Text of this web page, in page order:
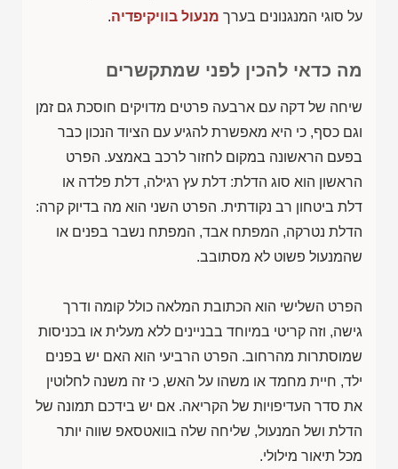
על סוגי המנגנונים בערך מנעול בוויקיפדיה.
מה כדאי להכין לפני שמתקשרים
שיחה של דקה עם ארבעה פרטים מדויקים חוסכת גם זמן
וגם כסף, כי היא מאפשרת להגיע עם הציוד הנכון כבר
בפעם הראשונה במקום לחזור לרכב באמצע. הפרט
הראשון הוא סוג הדלת: דלת עץ רגילה, דלת פלדה או
דלת ביטחון רב נקודתית. הפרט השני הוא מה בדיוק קרה:
הדלת נטרקה, המפתח אבד, המפתח נשבר בפנים או
שהמנעול פשוט לא מסתובב.
הפרט השלישי הוא הכתובת המלאה כולל קומה ודרך
גישה, וזה קריטי במיוחד בבניינים ללא מעלית או בכניסות
שמוסתרות מהרחוב. הפרט הרביעי הוא האם יש בפנים
ילד, חיית מחמד או משהו על האש, כי זה משנה לחלוטין
את סדר העדיפויות של הקריאה. אם יש בידכם תמונה של
הדלת ושל המנעול, שליחה שלה בוואטסאפ שווה יותר
מכל תיאור מילולי.